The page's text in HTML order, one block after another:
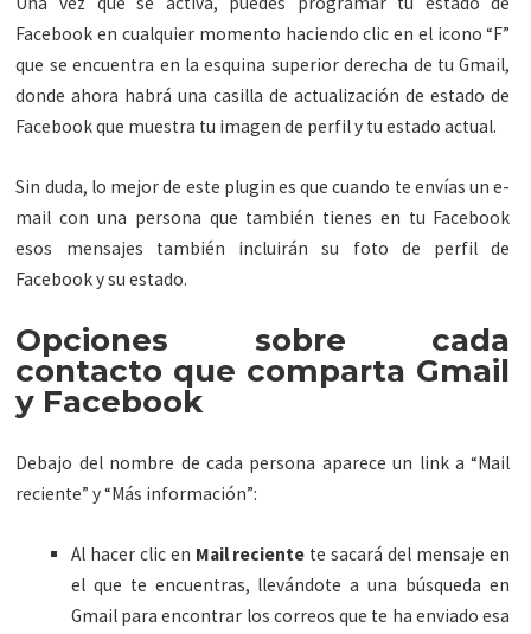
Facebook en cualquier momento haciendo clic en el icono “F”
que se encuentra en la esquina superior derecha de tu Gmail,
donde ahora habrá una casilla de actualización de estado de
Facebook que muestra tu imagen de perfil y tu estado actual.
Sin duda, lo mejor de este plugin es que cuando te envías un e-
mail con una persona que también tienes en tu Facebook
esos mensajes también incluirán su foto de perfil de
Facebook y su estado.
Opciones sobre cada
contacto que comparta Gmail
y Facebook
Debajo del nombre de cada persona aparece un link a “Mail
reciente” y “Más información”:
Al hacer clic en Mail reciente te sacará del mensaje en
el que te encuentras, llevándote a una búsqueda en
Gmail para encontrar los correos que te ha enviado esa